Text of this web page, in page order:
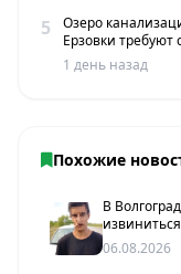
5
Озеро
Ерзовки требуют
1 день назад
Похожие
В
06.08.2026